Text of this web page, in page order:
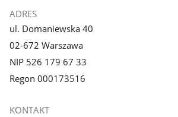
ADRES
ul. Domaniewska 40
02-672 Warszawa
NIP 526 179 67 33
Regon 000173516
KONTAKT